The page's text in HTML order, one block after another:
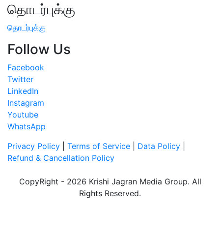
தொடர்புக்கு
தொடர்புக்கு
Follow Us
Facebook
Twitter
LinkedIn
Instagram
Youtube
WhatsApp
Privacy Policy
Terms of Service Data Policy
Refund & Cancellation Policy
CopyRight - 2026 Krishi Jagran Media Group. All
Rights Reserved.